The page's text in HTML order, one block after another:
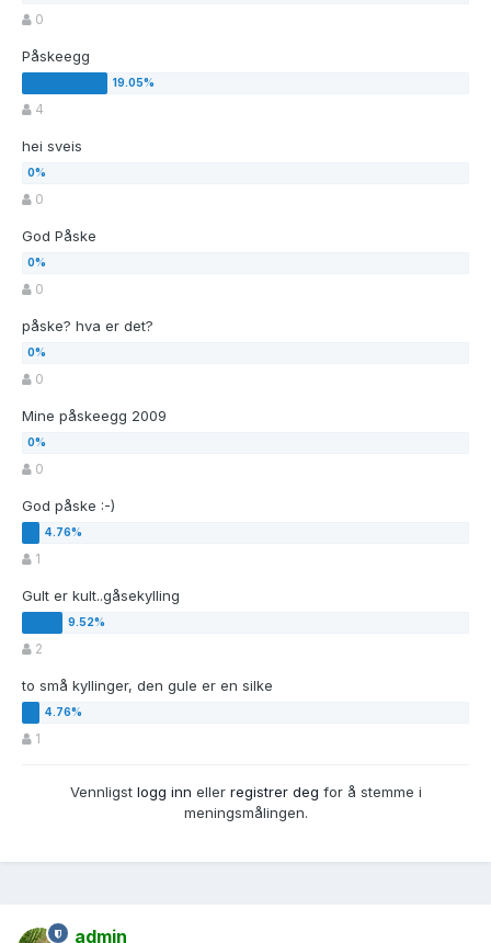
0
Påskeegg
4
hei sveis
0
God Påske
0
påske? hva er det?
0
Mine påskeegg 2009
0
God påske :-)
1
Gult er kult..gåsekylling
2
to små kyllinger, den gule er en silke
1
Vennligst logg inn eller registrer deg for å stemme i
meningsmålingen.
admin